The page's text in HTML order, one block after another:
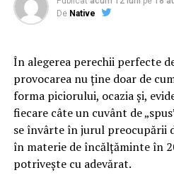
De Native
În alegerea perechii perfecte
provocarea nu ține doar de
forma piciorului, ocazia și,
fiecare câte un cuvânt de
se învârte în jurul preocupării
în materie de încălțăminte în
potrivește cu adevărat.